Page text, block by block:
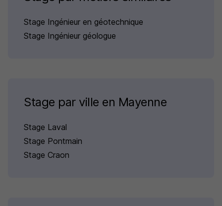
Stage Ingénieur en géotechnique
Stage Ingénieur géologue
Stage par ville en Mayenne
Stage Laval
Stage Pontmain
Stage Craon